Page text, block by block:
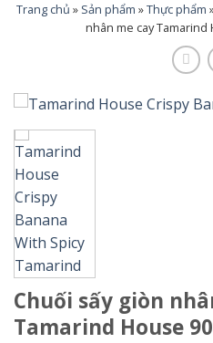
Trang chủ » Sản phẩm »Thực phẩm
nhân me cay Tamarind
Chuối sấy giòn
Tamarind House